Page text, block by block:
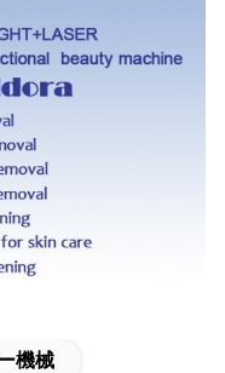
機械